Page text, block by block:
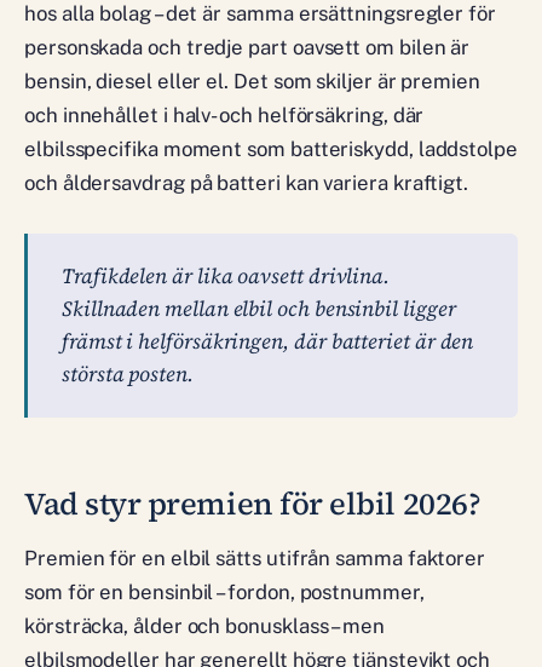
hos alla bolag – det är samma ersättningsregler för
personskada och tredje part oavsett om bilen är
bensin, diesel eller el. Det som skiljer är premien
och innehållet i halv- och helförsäkring, där
elbilsspecifika moment som batteriskydd, laddstolpe
och åldersavdrag på batteri kan variera kraftigt.
Trafikdelen är lika oavsett drivlina.
Skillnaden mellan elbil och bensinbil ligger
främst i helförsäkringen, där batteriet är den
största posten.
Vad styr premien för elbil 2026?
Premien för en elbil sätts utifrån samma faktorer
som för en bensinbil – fordon, postnummer,
körsträcka, ålder och bonusklass – men
elbilsmodeller har generellt högre tjänstevikt och